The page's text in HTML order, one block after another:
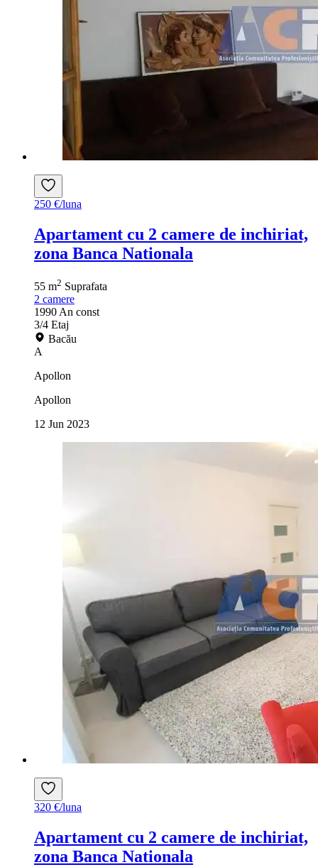
250 €/luna
Apartament cu 2 camere de inchiriat,
zona Banca Nationala
55 m2 Suprafata
2 camere
1990 An const
3/4 Etaj
Bacău
A
Apollon
Apollon
12 Jun 2023
320 €/luna
Apartament cu 2 camere de inchiriat,
zona Banca Nationala